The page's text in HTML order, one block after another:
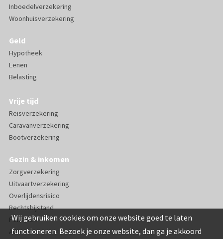
Wij gebruiken cookies om onze website goed te laten
functioneren. Bezoek je onze website, dan ga je akkoord
Inboedelverzekering
Woonhuisverzekering
Geld
Hypotheek
Lenen
Belasting
Vrije tijd
Reisverzekering
Caravanverzekering
Bootverzekering
Gezin & inkomen
Zorgverzekering
Uitvaartverzekering
Overlijdensrisico
Rechtsbijstand
Pensioen
AOV